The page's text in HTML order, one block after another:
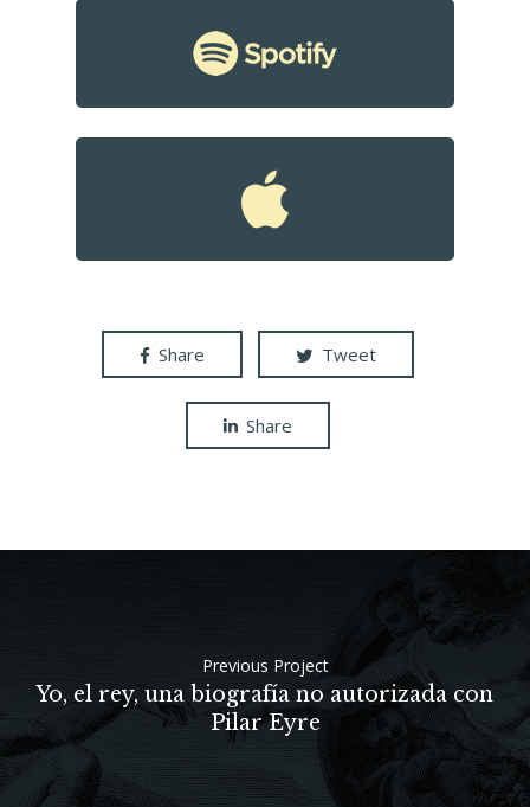
Share Tweet
Share
Previous Project
Yo, el rey, una biografía no autorizada con
Pilar Eyre
Contacto